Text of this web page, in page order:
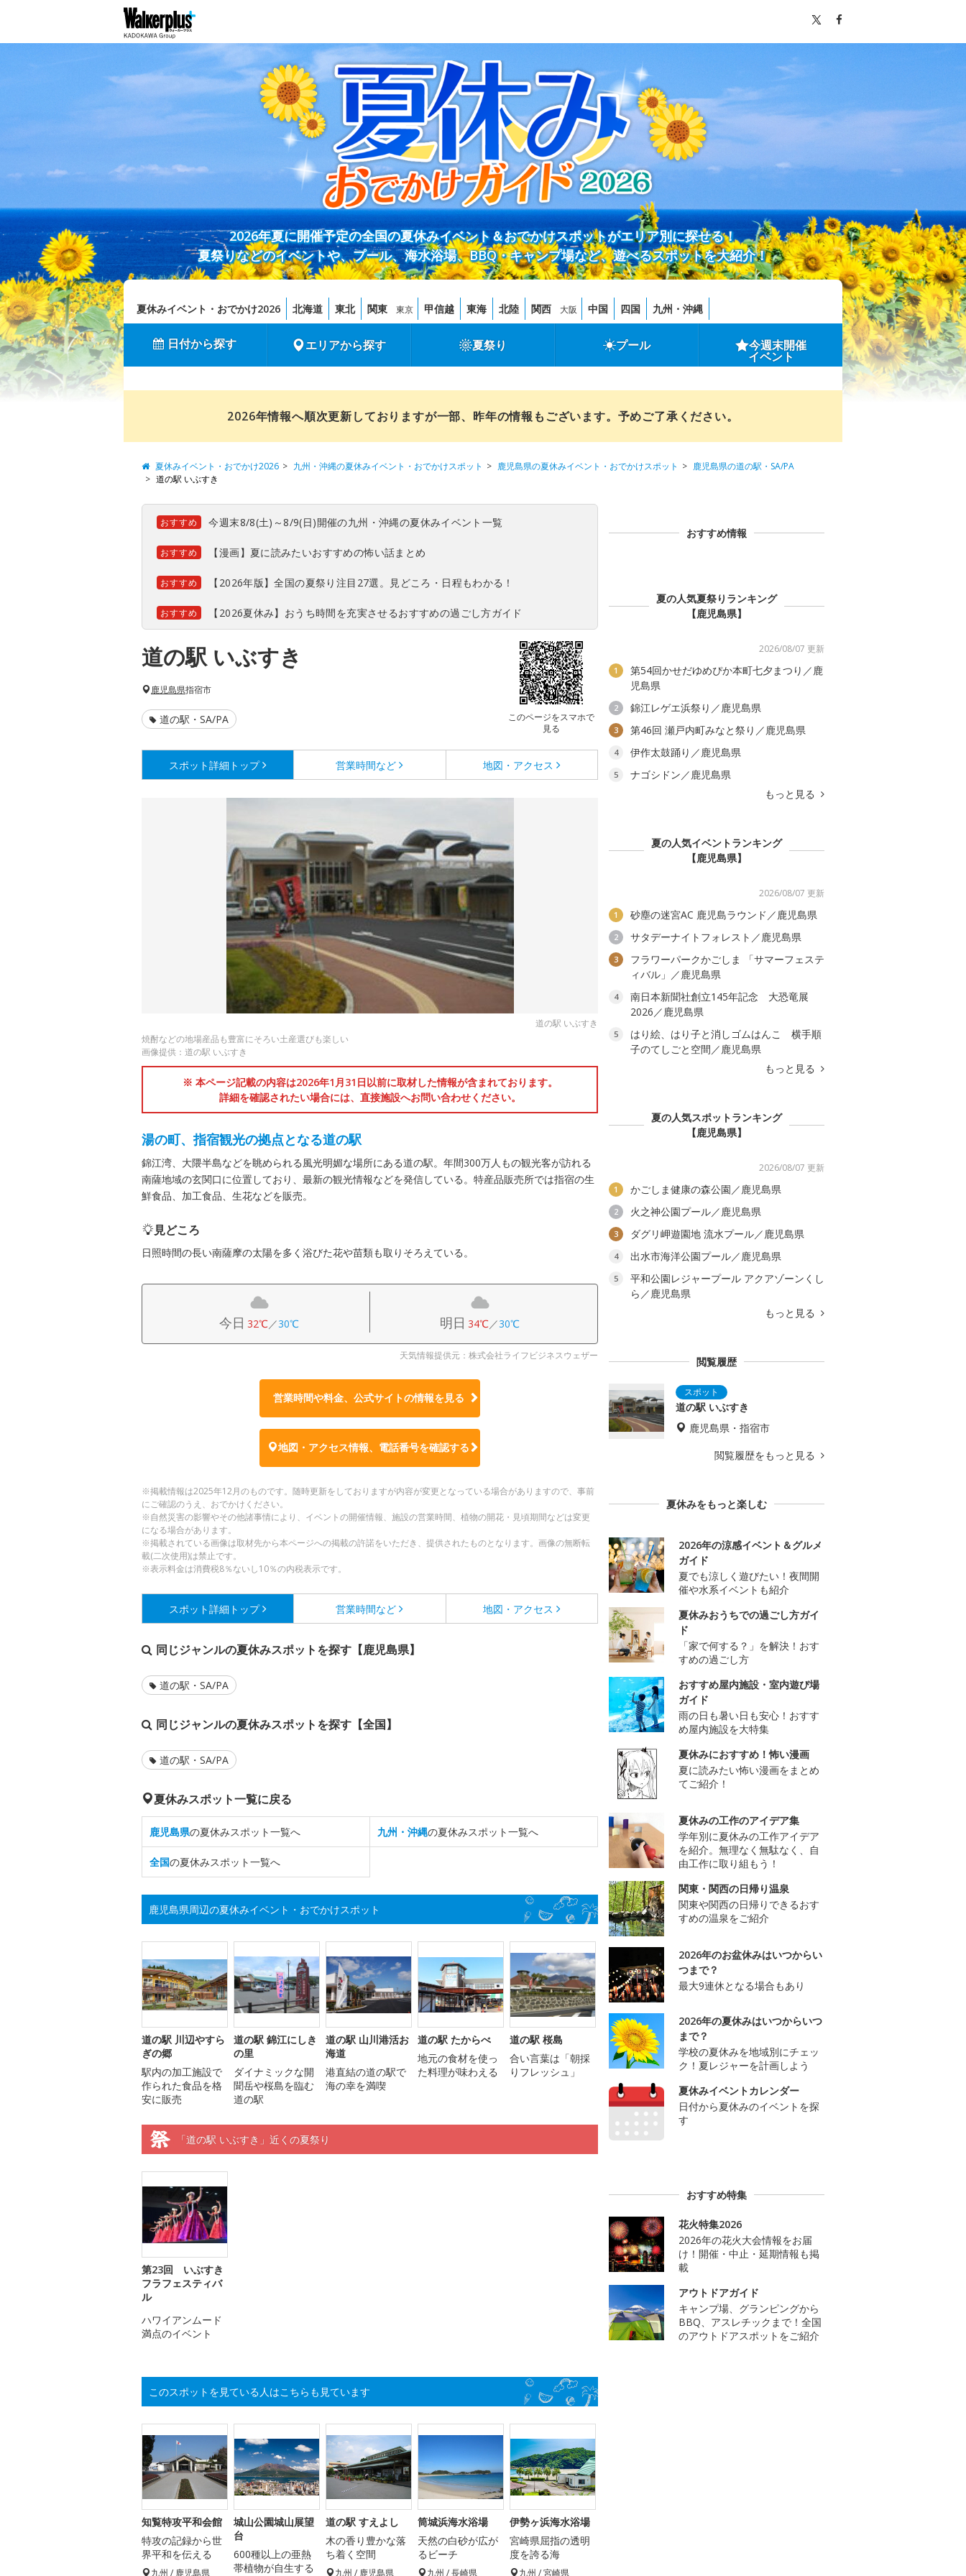
2026年夏に開催予定の全国の夏休みイベント＆おでかけスポットがエリア別に探せる！
夏祭りなどのイベントや、プール、海水浴場、BBQ・キャンプ場など、遊べるスポットを大紹介！
夏休みイベント・おでかけ2026 北海道 東北 関東 東京 甲信越 東海 北陸 関西 大阪 中国 四国 九州・沖縄
日付から探す エリアから探す 夏祭り プール 今週末開催
イベント
2026年情報へ順次更新しておりますが一部、昨年の情報もございます。予めご了承ください。
夏休みイベント・おでかけ2026 九州・沖縄の夏休みイベント・おでかけスポット 鹿児島県の夏休みイベント・おでかけスポット
鹿児島県の道の駅・SA/PA
道の駅 いぶすき
おすすめ 今週末8/8(土)～8/9(日)開催の九州・沖縄の夏休みイベント一覧
おすすめ 【漫画】夏に読みたいおすすめの怖い話まとめ
おすすめ 【2026年版】全国の夏祭り注目27選。見どころ・日程もわかる！
おすすめ 【2026夏休み】おうち時間を充実させるおすすめの過ごし方ガイド
道の駅 いぶすき
このページをスマホで
見る
鹿児島県指宿市
道の駅・SA/PA
スポット詳細 トップ 営業時間など 地図・アクセス
道の駅 いぶすき
焼酎などの地場産品も豊富にそろい土産選びも楽しい
画像提供：道の駅 いぶすき
※ 本ページ記載の内容は2026年1月31日以前に取材した情報が含まれております。
詳細を確認されたい場合には、直接施設へお問い合わせください。
湯の町、指宿観光の拠点となる道の駅
錦江湾、大隈半島などを眺められる風光明媚な場所にある道の駅。年間300万人もの観光客が訪れる
南薩地域の玄関口に位置しており、最新の観光情報などを発信している。特産品販売所では指宿の生
鮮食品、加工食品、生花などを販売。
見どころ
日照時間の長い南薩摩の太陽を多く浴びた花や苗類も取りそろえている。
今日 32℃／30℃ 明日 34℃／30℃
天気情報提供元：株式会社ライフビジネスウェザー
営業時間や料金、公式サイトの情報を見る
地図・アクセス情報、電話番号を確認する
※掲載情報は2025年12月のものです。随時更新をしておりますが内容が変更となっている場合がありますので、事前
にご確認のうえ、おでかけください。
※自然災害の影響やその他諸事情により、イベントの開催情報、施設の営業時間、植物の開花・見頃期間などは変更
になる場合があります。
※掲載されている画像は取材先から本ページへの掲載の許諾をいただき、提供されたものとなります。画像の無断転
載(二次使用)は禁止です。
※表示料金は消費税8％ないし10％の内税表示です。
スポット詳細 トップ 営業時間など 地図・アクセス
同じジャンルの夏休みスポットを探す【鹿児島県】
道の駅・SA/PA
同じジャンルの夏休みスポットを探す【全国】
道の駅・SA/PA
夏休みスポット一覧に戻る
鹿児島県の夏休みスポット一覧へ 九州・沖縄の夏休みスポット一覧へ
全国の夏休みスポット一覧へ
鹿児島県周辺の夏休みイベント・おでかけスポット
道の駅 川辺やすら
ぎの郷
駅内の加工施設で
作られた食品を格
安に販売
道の駅 錦江にしき
の里
ダイナミックな開
聞岳や桜島を臨む
道の駅
道の駅 山川港活お
海道
港直結の道の駅で
海の幸を満喫
道の駅 たからべ
地元の食材を使っ
た料理が味わえる
道の駅 桜島
合い言葉は「朝採
りフレッシュ」
「道の駅 いぶすき」近くの夏祭り
第23回 いぶすき
フラフェスティバ
ル
ハワイアンムード
満点のイベント
このスポットを見ている人はこちらも見ています
知覧特攻平和会館
特攻の記録から世
界平和を伝える
九州 / 鹿児島県
城山公園城山展望
台
600種以上の亜熱
帯植物が自生する
道の駅 すえよし
木の香り豊かな落
ち着く空間
九州 / 鹿児島県
筒城浜海水浴場
天然の白砂が広が
るビーチ
九州 / 長崎県
伊勢ヶ浜海水浴場
宮崎県屈指の透明
度を誇る海
九州 / 宮崎県
おすすめ情報
夏の人気夏祭りランキング
【鹿児島県】
2026/08/07 更新
1
第54回かせだゆめぴか本町七夕まつり／鹿
児島県
2 錦江レゲエ浜祭り／鹿児島県
3 第46回 瀬戸内町みなと祭り／鹿児島県
4 伊作太鼓踊り／鹿児島県
5
ナゴシドン／鹿児島県
もっと見る
夏の人気イベントランキング
【鹿児島県】
2026/08/07 更新
1 砂塵の迷宮AC 鹿児島ラウンド／鹿児島県
2 サタデーナイトフォレスト／鹿児島県
3
フラワーパークかごしま 「サマーフェステ
ィバル」／鹿児島県
4
南日本新聞社創立145年記念 大恐竜展
2026／鹿児島県
5
はり絵、はり子と消しゴムはんこ 横手順
子のてしごと空間／鹿児島県
もっと見る
夏の人気スポットランキング
【鹿児島県】
2026/08/07 更新
1 かごしま健康の森公園／鹿児島県
2 火之神公園プール／鹿児島県
3 ダグリ岬遊園地 流水プール／鹿児島県
4 出水市海洋公園プール／鹿児島県
5
平和公園レジャープール アクアゾーンくし
ら／鹿児島県
もっと見る
閲覧履歴
道の駅 いぶすき
鹿児島県・指宿市
閲覧履歴をもっと見る
夏休みをもっと楽しむ
2026年の涼感イベント＆グルメ
ガイド
夏でも涼しく遊びたい！夜間開
催や水系イベントも紹介
夏休みおうちでの過ごし方ガイ
ド
「家で何する？」を解決！おす
すめの過ごし方
おすすめ屋内施設・室内遊び場
ガイド
雨の日も暑い日も安心！おすす
め屋内施設を大特集
夏休みにおすすめ！怖い漫画
夏に読みたい怖い漫画をまとめ
てご紹介！
夏休みの工作のアイデア集
学年別に夏休みの工作アイデア
を紹介。無理なく無駄なく、自
由工作に取り組もう！
関東・関西の日帰り温泉
関東や関西の日帰りできるおす
すめの温泉をご紹介
2026年のお盆休みはいつからい
つまで？
最大9連休となる場合もあり
2026年の夏休みはいつからいつ
まで？
学校の夏休みを地域別にチェッ
ク！夏レジャーを計画しよう
夏休みイベントカレンダー
日付から夏休みのイベントを探
す
おすすめ特集
花火特集2026
2026年の花火大会情報をお届
け！開催・中止・延期情報も掲
載
アウトドアガイド
キャンプ場、グランピングから
BBQ、アスレチックまで！全国
のアウトドアスポットをご紹介